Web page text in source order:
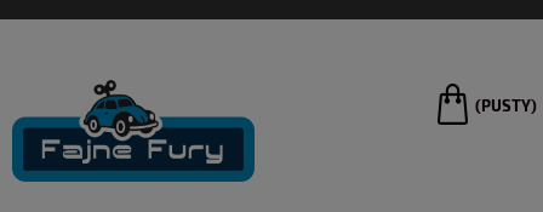
(PUSTY)